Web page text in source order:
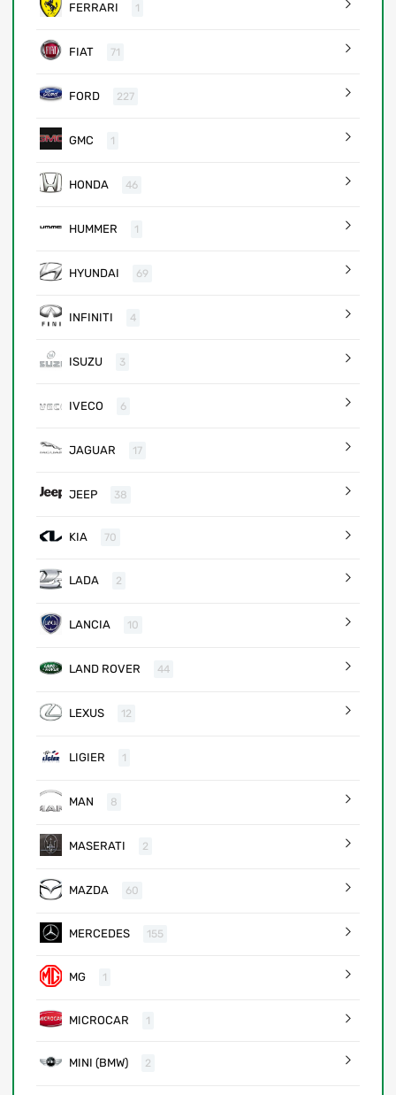
FERRARI 1
FIAT 71
FORD 227
GMC 1
HONDA 46
HUMMER 1
HYUNDAI 69
INFINITI 4
ISUZU 3
IVECO 6
JAGUAR 17
JEEP 38
KIA 70
LADA 2
LANCIA 10
LAND ROVER 44
LEXUS 12
LIGIER 1
MAN 8
MASERATI 2
MAZDA 60
MERCEDES 155
MG 1
MICROCAR 1
MINI (BMW) 2